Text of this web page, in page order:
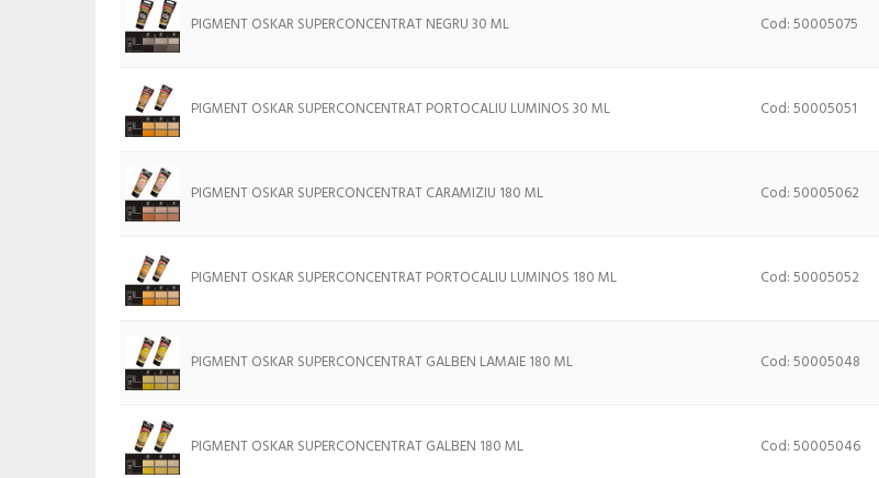
PIGMENT OSKAR SUPERCONCENTRAT NEGRU 30 ML Cod: 50005075
PIGMENT OSKAR SUPERCONCENTRAT PORTOCALIU LUMINOS 30 ML Cod: 50005051
PIGMENT OSKAR SUPERCONCENTRAT CARAMIZIU 180 ML Cod: 50005062
PIGMENT OSKAR SUPERCONCENTRAT PORTOCALIU LUMINOS 180 ML Cod: 50005052
PIGMENT OSKAR SUPERCONCENTRAT GALBEN LAMAIE 180 ML Cod: 50005048
PIGMENT OSKAR SUPERCONCENTRAT GALBEN 180 ML Cod: 50005046